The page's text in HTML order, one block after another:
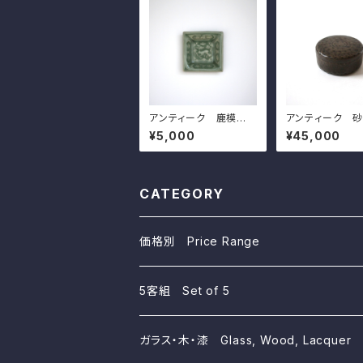
アンティーク 鹿模様
の青磁角豆皿（その８）
d7.4cm Antique Ja
panese Celadon Sq
¥5,000
アンティーク
の小さな菓子
m Antique
se Copper
¥45,000
CATEGORY
価格別 Price Range
~10,000yen
~5,000yen
5客組 Set of 5
ガラス・木・漆 Glass, Wood, Lacquer